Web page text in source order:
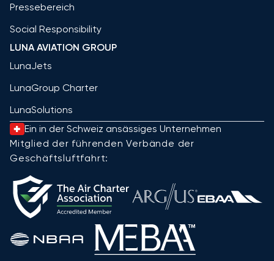
Pressebereich
Social Responsibility
LUNA AVIATION GROUP
LunaJets
LunaGroup Charter
LunaSolutions
Ein in der Schweiz ansässiges Unternehmen
Mitglied der führenden Verbände der
Geschäftsluftfahrt: